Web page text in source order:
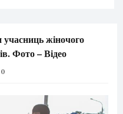
жіночого
Фото – Відео
0